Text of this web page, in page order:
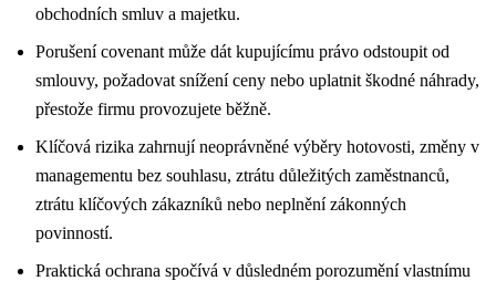
obchodních smluv a majetku.
Porušení covenant může dát kupujícímu právo odstoupit od
smlouvy, požadovat snížení ceny nebo uplatnit škodné náhrady,
přestože firmu provozujete běžně.
Klíčová rizika zahrnují neoprávněné výběry hotovosti, změny v
managementu bez souhlasu, ztrátu důležitých zaměstnanců,
ztrátu klíčových zákazníků nebo neplnění zákonných
povinností.
Praktická ochrana spočívá v důsledném porozumění vlastnímu